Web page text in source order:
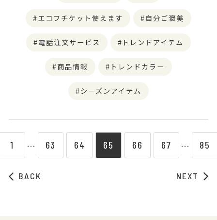
エコフチケット使えます 自分ご褒美
電話注文サービス トレンドアイテム
商品情報 トレンドカラー
シーズンアイテム
BACK
1 ⋯ 63 64 65 66 67 ⋯ 85
NEXT